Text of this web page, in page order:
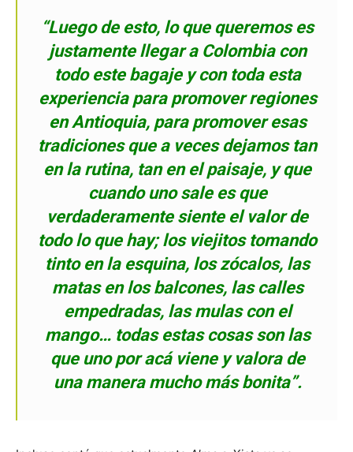
“Luego de esto, lo que queremos es
justamente llegar a Colombia con
todo este bagaje y con toda esta
experiencia para promover regiones
en Antioquia, para promover esas
tradiciones que a veces dejamos tan
en la rutina, tan en el paisaje, y que
cuando uno sale es que
verdaderamente siente el valor de
todo lo que hay; los viejitos tomando
tinto en la esquina, los zócalos, las
matas en los balcones, las calles
empedradas, las mulas con el
mango… todas estas cosas son las
que uno por acá viene y valora de
una manera mucho más bonita”.